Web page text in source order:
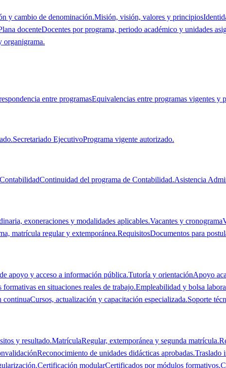
y cambio de denominación.Misión, visión, valores y principios
docenteDocentes por programa, periodo académico y unidades
organigrama.
entre programasEquivalencias entre programas vigentes y
Secretariado EjecutivoPrograma vigente autorizado.
ContabilidadContinuidad del programa de Contabilidad.Asistencia
exoneraciones y modalidades aplicables.Vacantes y cronograma
matrícula regular y extemporánea.RequisitosDocumentos para
apoyo y acceso a información pública.Tutoría y orientaciónApoyo
formativas en situaciones reales de trabajo.Empleabilidad y bolsa
continuaCursos, actualización y capacitación especializada.Soporte
y resultado.MatrículaRegular, extemporánea y segunda matrícula.
Reconocimiento de unidades didácticas aprobadas.Traslado
Certificación modularCertificados por módulos formativos.